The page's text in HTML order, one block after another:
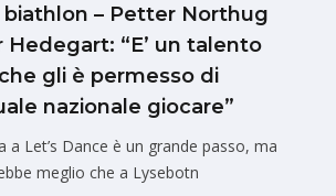
– Petter Northug
Hedegart: “E’ un talento
gli è permesso di
nazionale giocare”
a Let’s Dance è un grande passo, ma
meglio che a Lysebotn